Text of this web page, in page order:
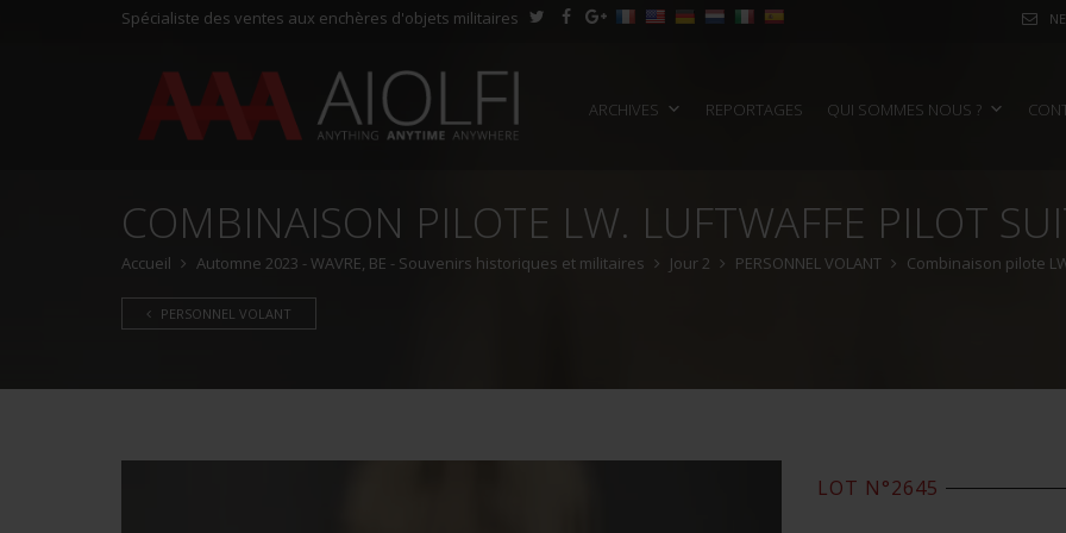
Spécialiste des ventes aux enchères d'objets militaires
ARCHIVES REPORTAGES QUI SOMMES NOUS ?
COMBINAISON PILOTE LW. LUFTWAFFE PILOT
Accueil Automne 2023 - WAVRE, BE - Souvenirs historiques et militaires Jour 2 PERSONNEL VOLANT Combinaison pilote
PERSONNEL VOLANT
LOT N°2645